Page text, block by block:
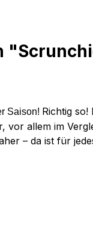
Saison! Richtig
vor allem im
– da ist für